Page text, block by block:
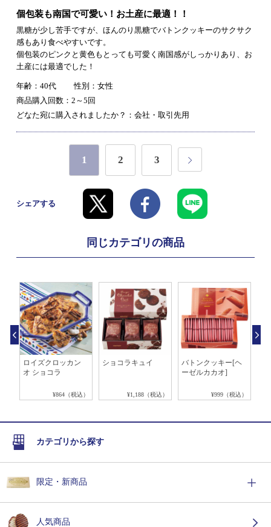
個包装も南国で可愛い！お土産に最適！！
黒糖が少し苦手ですが、ほんのり黒糖でバトンクッキーのサクサク
感もあり食べやすいです。
個包装のピンクと黄色もとっても可愛く南国感がしっかりあり、お
土産には最適でした！
年齢：40代
性別：女性
商品購入回数：2～5回
どなた宛に購入されましたか？：会社・取引先用
1 2 3
シェアする
同じカテゴリの商品
ロイズクロッカン
オ ショコラ
¥864（税込）
ショコラキュイ
¥1,188（税込）
バトンクッキー[ヘ
ーゼルカカオ]
¥999（税込）
カテゴリから探す
限定・新商品
人気商品